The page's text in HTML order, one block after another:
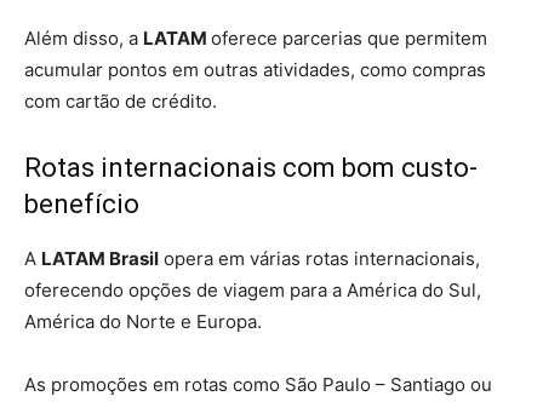
Além disso, a LATAM oferece parcerias que permitem
acumular pontos em outras atividades, como compras
com cartão de crédito.
Rotas internacionais com bom custo-
benefício
A LATAM Brasil opera em várias rotas internacionais,
oferecendo opções de viagem para a América do Sul,
América do Norte e Europa.
As promoções em rotas como São Paulo – Santiago ou